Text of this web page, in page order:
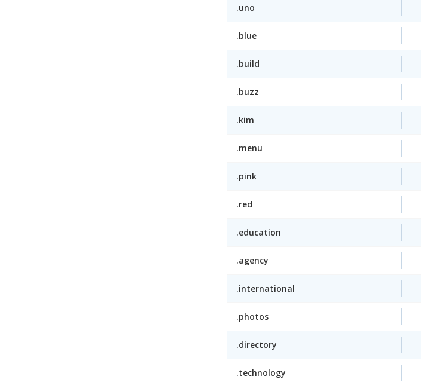
.uno
.blue
.build
.buzz
.kim
.menu
.pink
.red
.education
.agency
.international
.photos
.directory
.technology